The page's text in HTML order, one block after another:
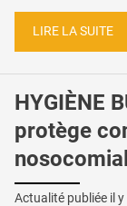
LIRE LA SUITE
HYGIÈNE
protège
Actualité publiée il y